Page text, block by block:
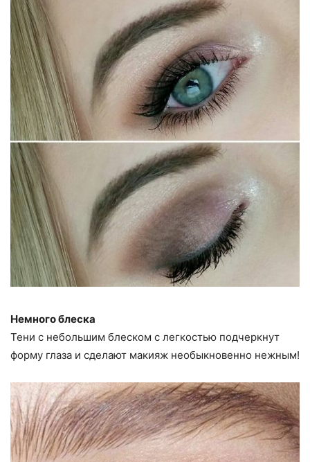
Немного блеска
Тени с небольшим блеском с легкостью подчеркнут
форму глаза и сделают макияж необыкновенно нежным!